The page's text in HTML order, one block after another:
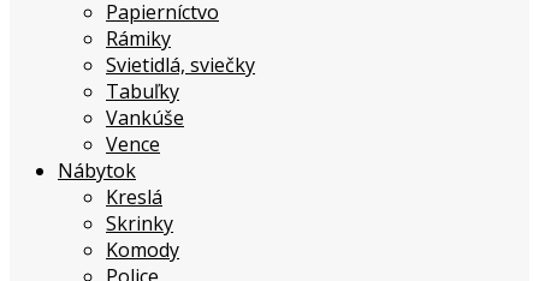
Papierníctvo
Rámiky
Svietidlá, sviečky
Tabuľky
Vankúše
Vence
Nábytok
Kreslá
Skrinky
Komody